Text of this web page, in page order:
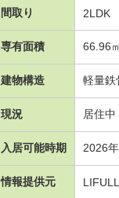
間取り 2LDK
専有面積 66.96
建物構造 軽量鉄
現況 居住中
入居可能時期 2026
情報提供元